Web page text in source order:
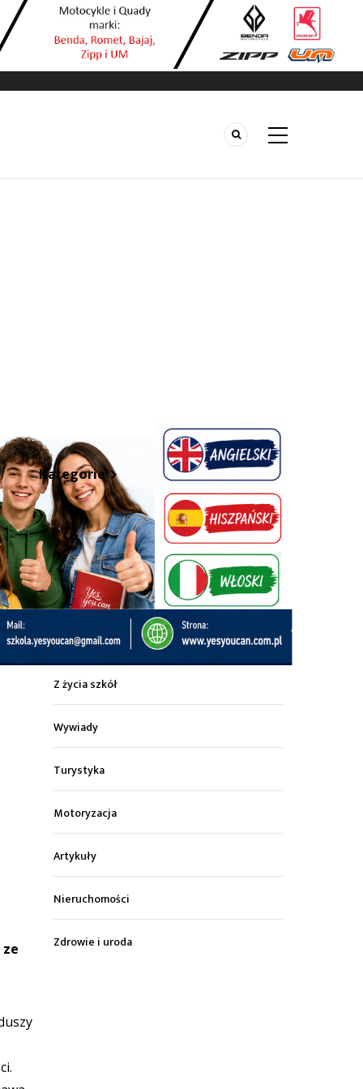
Kategorie
Z życia miasta
Sport
Kultura
Wiadomości z regionu
Z życia szkół
Wywiady
Turystyka
Motoryzacja
Artykuły
Nieruchomości
Zdrowie i uroda